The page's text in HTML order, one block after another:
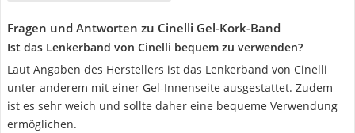
Fragen und Antworten zu Cinelli Gel-Kork-Band
Ist das Lenkerband von Cinelli bequem zu verwenden?
Laut Angaben des Herstellers ist das Lenkerband von Cinelli
unter anderem mit einer Gel-Innenseite ausgestattet. Zudem
ist es sehr weich und sollte daher eine bequeme Verwendung
ermöglichen.